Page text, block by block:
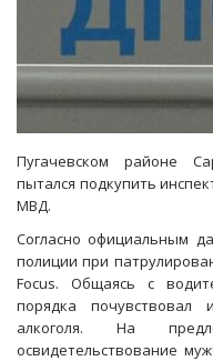
Пугачевском районе
пытался подкупить
МВД.
Согласно официальным
полиции при
Focus. Общаясь с
порядка почувствовал
алкоголя. На
освидетельствование